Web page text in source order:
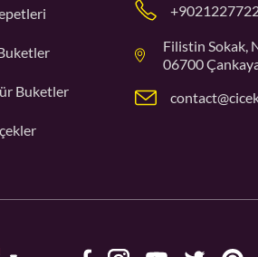
Buketler
Filistin Sokak,
06700